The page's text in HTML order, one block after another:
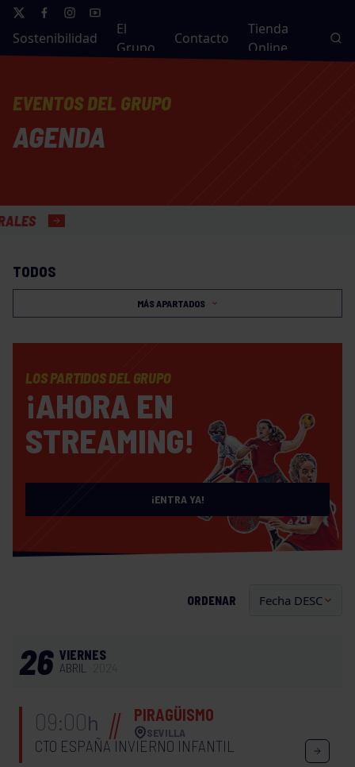
Sostenibilidad
El
Grupo
Contacto
Tienda
Online
EVENTOS DEL GRUPO
AGENDA
TODOS
MÁS APARTADOS
LOS PARTIDOS DEL GRUPO
¡AHORA EN
STREAMING!
¡ENTRA YA!
ORDENAR
26 VIERNES
ABRIL
09:00h PIRAGÜISMO
SEVILLA
CTO ESPAÑA INVIERNO INFANTIL